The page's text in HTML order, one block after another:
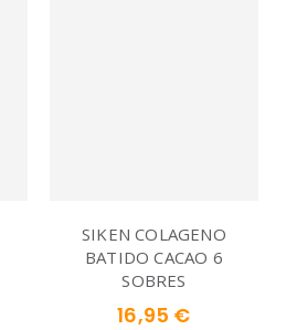
SIKEN COLAGENO
BATIDO CACAO 6
SOBRES
16,95 €